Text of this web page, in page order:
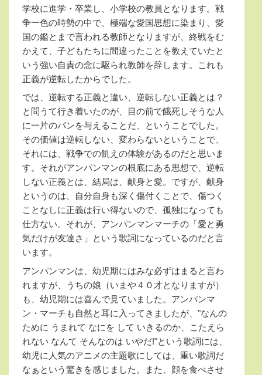
学校に進学・卒業し、小学校の教員となります。戦
争一色の時勢の中で、極端な愛国思想に染まり、愛
国の鑑とまで言われる教師となりますが、終戦をむ
かえて、子どもたちに間違ったことを教えていたと
いう強い自責の念に駆られ教師を辞します。これも
正義が逆転したからでした。
では、逆転する正義と違い、逆転しない正義とは？
と問うて行き着いたのが、目の前で餓死しそうな人
に一片のパンを与えることだ、ということでした。
その価値は逆転しない、変わらないということで、
それには、戦争での飢えの体験があるのだと思いま
す。それがアンパンマンの根底にある思想で、逆転
しない正義とは、結局は、献身と愛。ですが、献身
というのは、自分自身も深く傷付くことで、傷つく
ことなしに正義は行い得ないので、孤独になっても
仕方ない。それが、アンパンマンマーチの「愛と勇
気だけが友達さ」という歌詞になっているのだと言
います。
アンパンマンは、幼児期にはみな必ずはまると言わ
れますが、うちの娘（いまや４０才となりますが）
も、幼児期には喜んで見ていました。アンパンマ
ン・マーチも自然と耳に入ってきましたが、"なんの
ために うまれて なにを して いきるのか、こたえら
れない なんて そんなのは いやだ!"という歌詞には、
幼児に人気のアニメの主題歌にしては、重い歌詞だ
なぁという驚きを感じました。また、顔を食べさせ